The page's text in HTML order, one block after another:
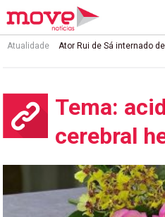
Atualidade Ator Rui de Sá internado
Tema:
cerebral